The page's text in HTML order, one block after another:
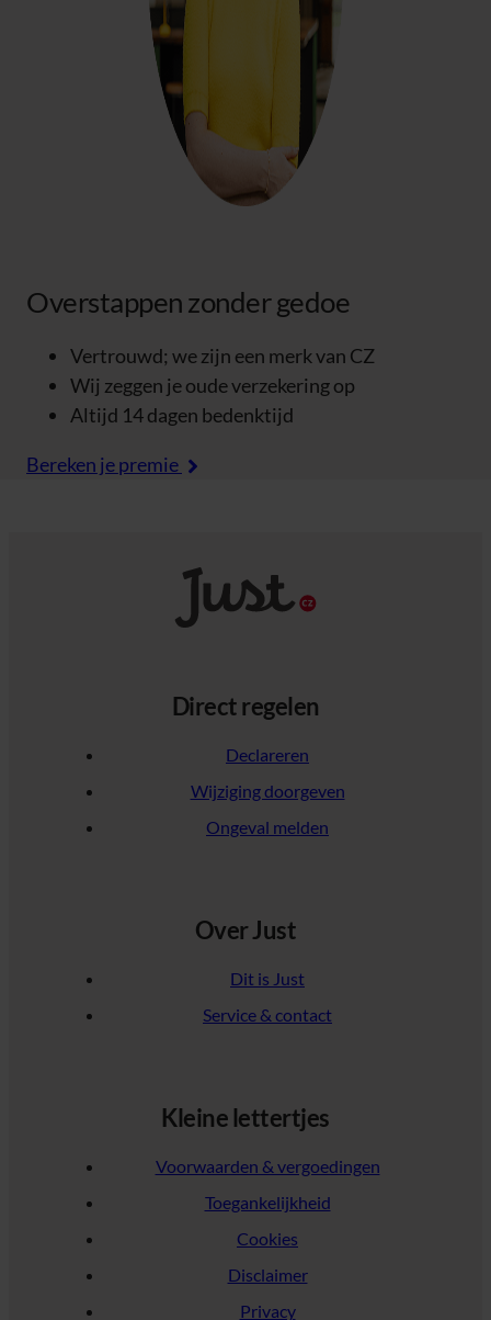
Overstappen zonder gedoe
Vertrouwd; we zijn een merk van CZ
Wij zeggen je oude verzekering op
Altijd 14 dagen bedenktijd
Bereken je premie
Direct regelen
Declareren
Wijziging doorgeven
Ongeval melden
Over Just
Dit is Just
Service & contact
Kleine lettertjes
Voorwaarden & vergoedingen
Toegankelijkheid
Cookies
Disclaimer
Privacy